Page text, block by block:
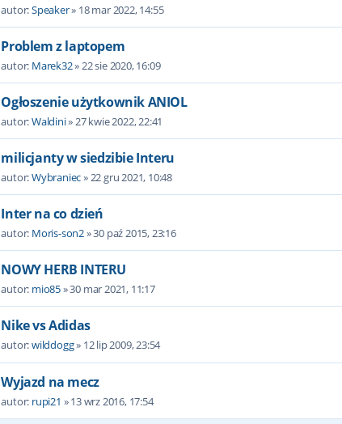
autor:Speaker» 18 mar 2022, 14:55
Problem z laptopem
autor: Marek32» 22 sie 2020, 16:09
Ogłoszenie użytkownik ANIOL
autor:Waldini» 27 kwie 2022, 22:41
milicjanty w siedzibie Interu
autor:Wybraniec» 22 gru 2021, 10:48
Inter na co dzień
autor: Moris-son2»30 paź 2015, 23:16
NOWY HERB INTERU
autor: mio85»30 mar 2021, 11:17
Nike vs Adidas
autor:wilddogg» 12 lip 2009, 23:54
Wyjazd na mecz
autor: rupi21 »13 wrz 2016, 17:54